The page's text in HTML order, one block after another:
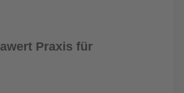
Praxis für